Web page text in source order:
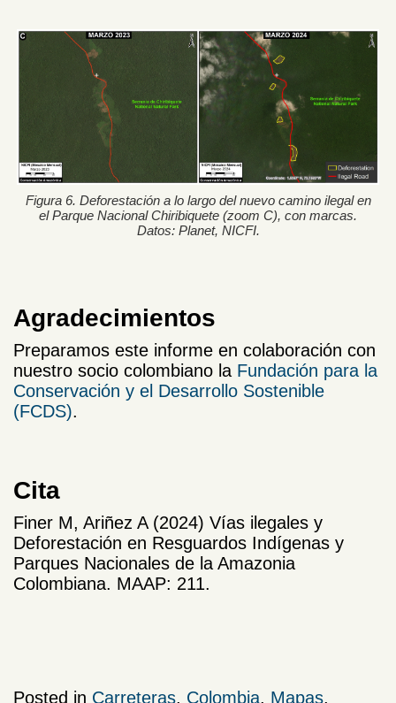
Figura 6. Deforestación a lo largo del nuevo camino ilegal en
el Parque Nacional Chiribiquete (zoom C), con marcas.
Datos: Planet, NICFI.
Agradecimientos
Preparamos este informe en colaboración con
nuestro socio colombiano la Fundación para la
Conservación y el Desarrollo Sostenible
(FCDS).
Cita
Finer M, Ariñez A (2024) Vías ilegales y
Deforestación en Resguardos Indígenas y
Parques Nacionales de la Amazonia
Colombiana. MAAP: 211.
Posted in Carreteras, Colombia, Mapas,